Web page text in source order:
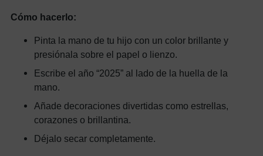
Cómo hacerlo:
Pinta la mano de tu hijo con un color brillante y
presiónala sobre el papel o lienzo.
Escribe el año “2025” al lado de la huella de la
mano.
Añade decoraciones divertidas como estrellas,
corazones o brillantina.
Déjalo secar completamente.